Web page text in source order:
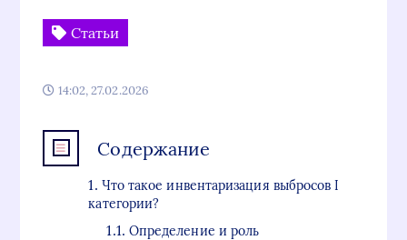
Статьи
14:02, 27.02.2026
Содержание
Что такое инвентаризация выбросов I
категории?
Определение и роль